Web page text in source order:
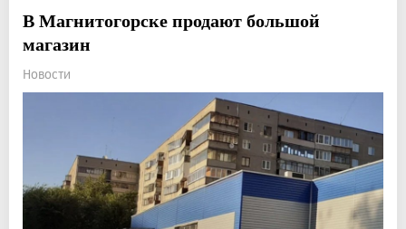
В Магнитогорске продают большой
магазин
Новости